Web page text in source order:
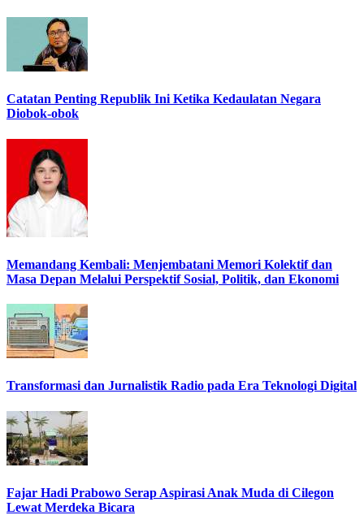
Catatan Penting Republik Ini Ketika Kedaulatan Negara
Diobok-obok
Memandang Kembali: Menjembatani Memori Kolektif dan
Masa Depan Melalui Perspektif Sosial, Politik, dan Ekonomi
Transformasi dan Jurnalistik Radio pada Era Teknologi Digital
Fajar Hadi Prabowo Serap Aspirasi Anak Muda di Cilegon
Lewat Merdeka Bicara